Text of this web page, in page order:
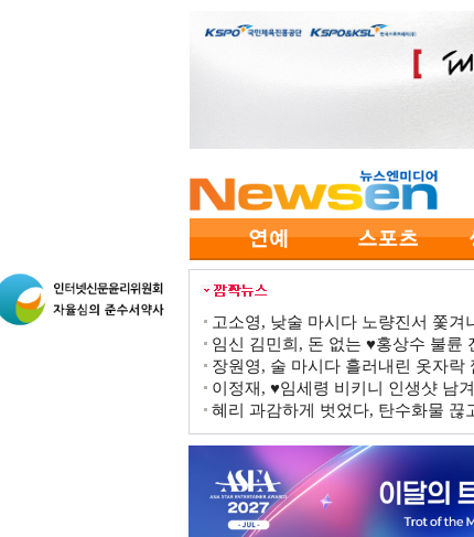
고소영, 낮술 마시다 노량진서 쫓겨
임신 김민희, 돈 없는 ♥홍상수 불륜
장원영, 술 마시다 흘러내린 옷자
이정재, ♥임세령 비키니 인생샷 남
혜리 과감하게 벗었다, 탄수화물 끊